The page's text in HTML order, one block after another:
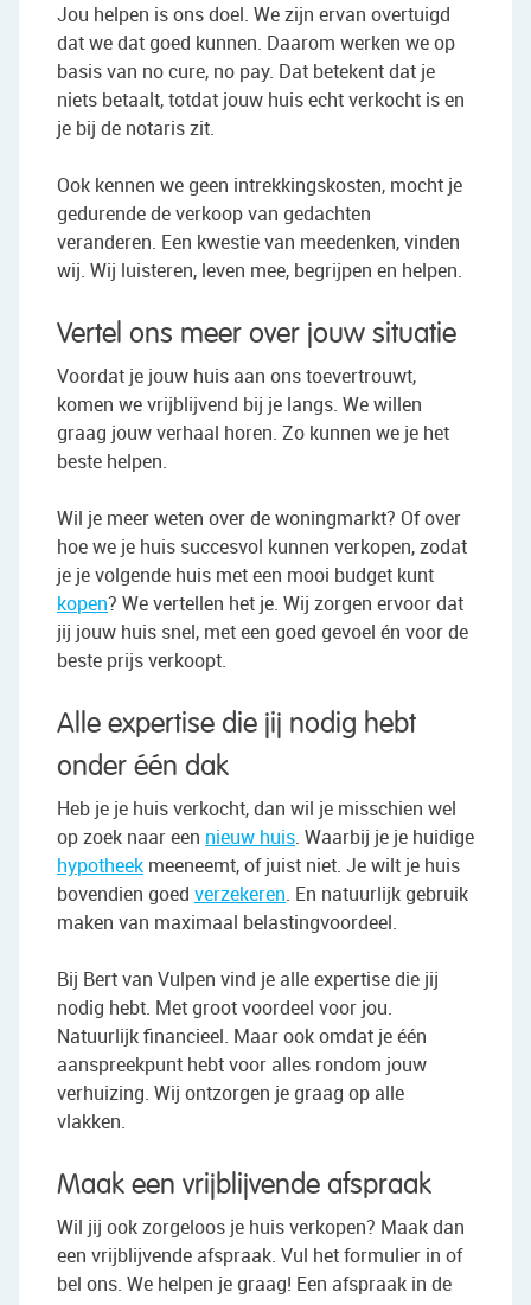
Jou helpen is ons doel. We zijn ervan overtuigd
dat we dat goed kunnen. Daarom werken we op
basis van no cure, no pay. Dat betekent dat je
niets betaalt, totdat jouw huis echt verkocht is en
je bij de notaris zit.
Ook kennen we geen intrekkingskosten, mocht je
gedurende de verkoop van gedachten
veranderen. Een kwestie van meedenken, vinden
wij. Wij luisteren, leven mee, begrijpen en helpen.
Vertel ons meer over jouw situatie
Voordat je jouw huis aan ons toevertrouwt,
komen we vrijblijvend bij je langs. We willen
graag jouw verhaal horen. Zo kunnen we je het
beste helpen.
Wil je meer weten over de woningmarkt? Of over
hoe we je huis succesvol kunnen verkopen, zodat
je je volgende huis met een mooi budget kunt
kopen? We vertellen het je. Wij zorgen ervoor dat
jij jouw huis snel, met een goed gevoel én voor de
beste prijs verkoopt.
Alle expertise die jij nodig hebt
onder één dak
Heb je je huis verkocht, dan wil je misschien wel
op zoek naar een nieuw huis. Waarbij je je huidige
hypotheek meeneemt, of juist niet. Je wilt je huis
bovendien goed verzekeren. En natuurlijk gebruik
maken van maximaal belastingvoordeel.
Bij Bert van Vulpen vind je alle expertise die jij
nodig hebt. Met groot voordeel voor jou.
Natuurlijk financieel. Maar ook omdat je één
aanspreekpunt hebt voor alles rondom jouw
verhuizing. Wij ontzorgen je graag op alle
vlakken.
Maak een vrijblijvende afspraak
Wil jij ook zorgeloos je huis verkopen? Maak dan
een vrijblijvende afspraak. Vul het formulier in of
bel ons. We helpen je graag! Een afspraak in de